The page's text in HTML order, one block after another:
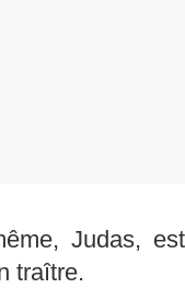
Judas,
traître.